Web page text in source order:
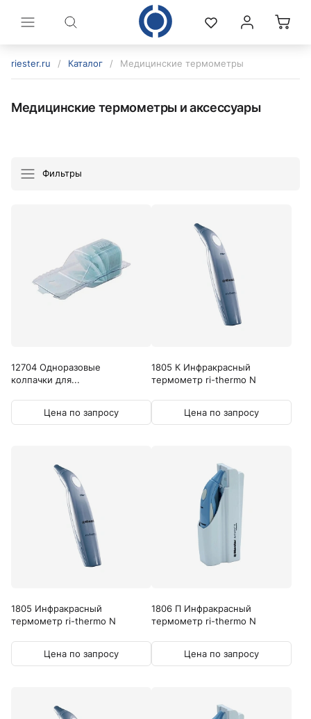
riester.ru / Каталог / Медицинские термометры
Медицинские термометры и аксессуары
Фильтры
12704 Одноразовые
колпачки для...
Цена по запросу
1805 К Инфракрасный
термометр ri-thermo N
Цена по запросу
1805 Инфракрасный
термометр ri-thermo N
Цена по запросу
1806 П Инфракрасный
термометр ri-thermo N
Цена по запросу
политикой конфиденциальности